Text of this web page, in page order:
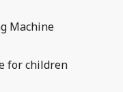
Machine
for children